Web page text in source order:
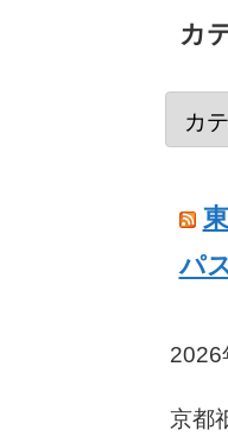
カ
パ
2026
京都